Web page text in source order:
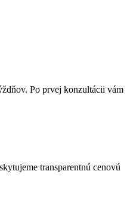
Po prvej konzultácii vám
transparentnú cenovú